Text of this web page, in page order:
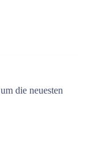
die neuesten